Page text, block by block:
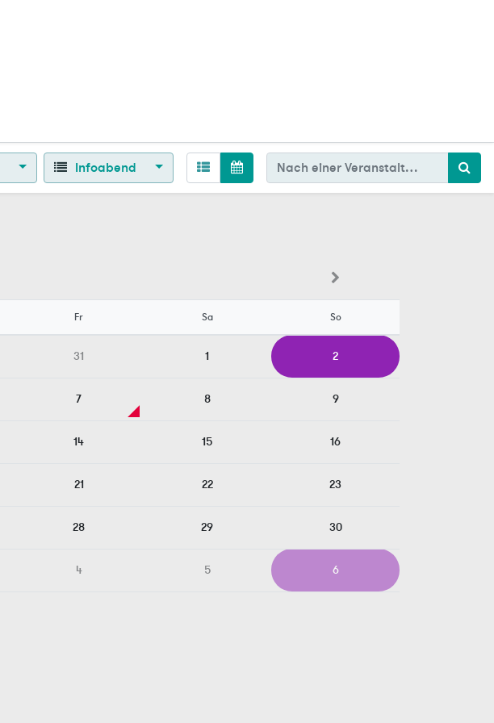
Infoabend
Fr Sa So
31 1 2
7 8 9
14 15 16
21 22 23
28 29 30
4 5 6